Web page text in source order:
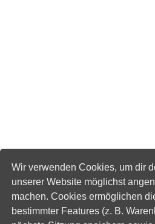
Wir verwenden Cookies, um dir
unserer Website möglichst
machen. Cookies ermöglichen
bestimmter Features (z. B.